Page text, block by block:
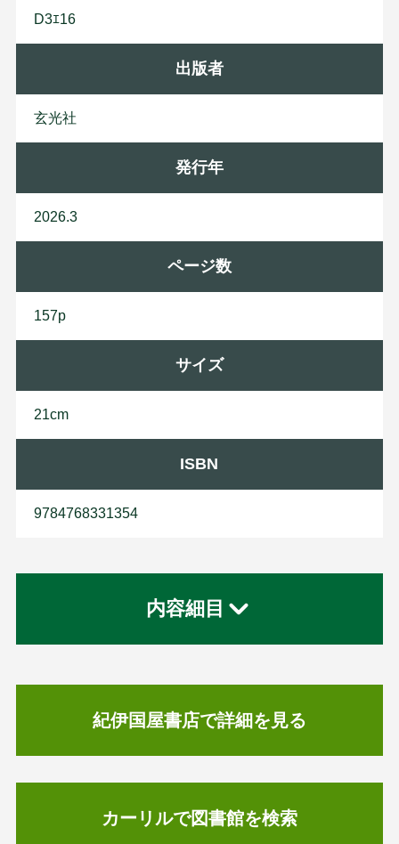
D3ｴ16
出版者
玄光社
発行年
2026.3
ページ数
157p
サイズ
21cm
ISBN
9784768331354
内容細目
紀伊国屋書店で詳細を見る
カーリルで図書館を検索